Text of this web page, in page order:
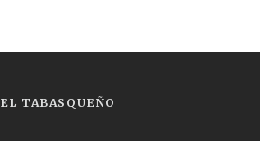
EL TABASQUEÑO